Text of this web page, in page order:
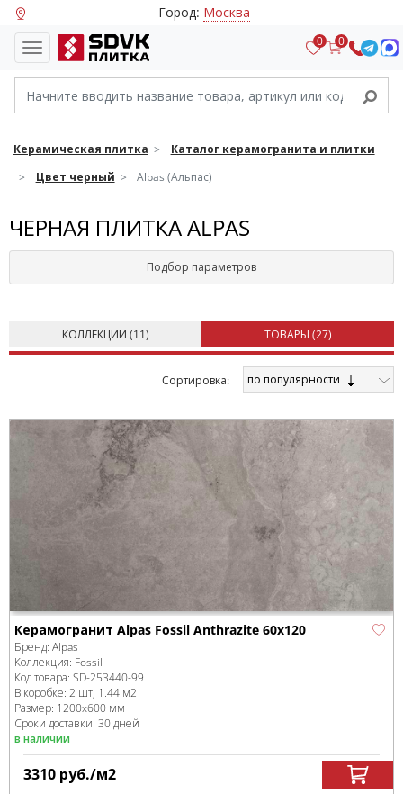
Город: Москва
0 0
Керамическая плитка
Каталог керамогранита и плитки
Цвет черный
Alpas (Альпас)
ЧЕРНАЯ ПЛИТКА ALPAS
Подбор параметров
КОЛЛЕКЦИИ (11) ТОВАРЫ (27)
Cортировка: по популярности
Керамогранит Alpas Fossil Anthrazite 60x120
Бренд: Alpas
Коллекция: Fossil
Код товара: SD-253440-99
В коробке: 2 шт, 1.44 м2
Размер: 1200x600 мм
Сроки доставки: 30 дней
в наличии
3310 руб./м2